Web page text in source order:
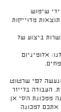
שימוש
מדוייקות
ביצוע של
אלומיניום
לפי שרטוט
העבודה בלייזר
ממכונת הסי אן
אתכם למכונה